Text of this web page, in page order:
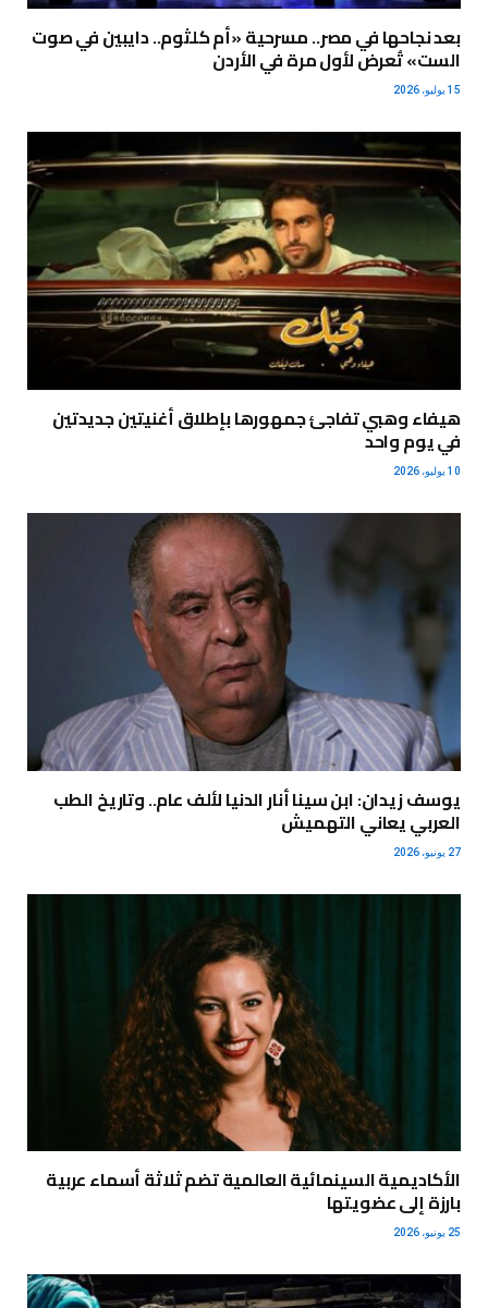
بعد نجاحها في مصر.. مسرحية «أم كلثوم.. دايبين في صوت
الست» تُعرض لأول مرة في الأردن
15 يوليو، 2026
هيفاء وهبي تفاجئ جمهورها بإطلاق أغنيتين جديدتين
في يوم واحد
10 يوليو، 2026
يوسف زيدان: ابن سينا أنار الدنيا لألف عام.. وتاريخ الطب
العربي يعاني التهميش
27 يونيو، 2026
الأكاديمية السينمائية العالمية تضم ثلاثة أسماء عربية
بارزة إلى عضويتها
25 يونيو، 2026